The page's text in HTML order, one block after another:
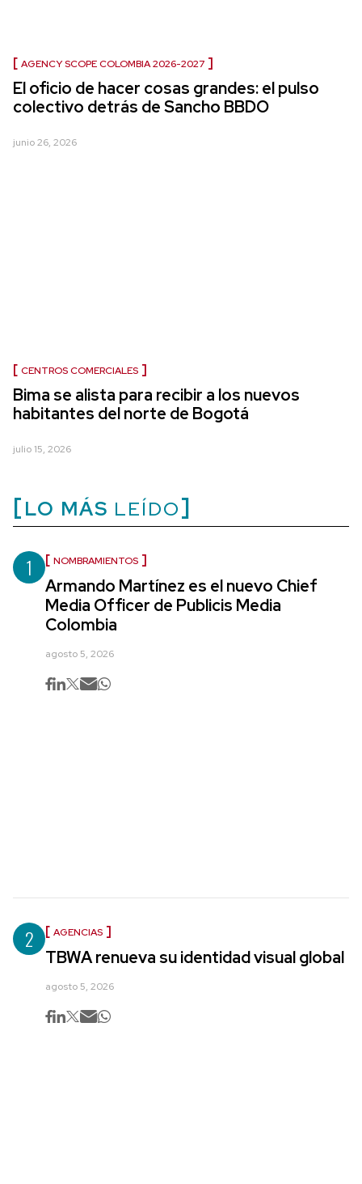
AGENCY SCOPE COLOMBIA 2026-2027
El oficio de hacer cosas grandes: el pulso
colectivo detrás de Sancho BBDO
junio 26, 2026
CENTROS COMERCIALES
Bima se alista para recibir a los nuevos
habitantes del norte de Bogotá
julio 15, 2026
LO MÁS LEÍDO
1 NOMBRAMIENTOS
Armando Martínez es el nuevo Chief
Media Officer de Publicis Media
Colombia
agosto 5, 2026
2 AGENCIAS
TBWA renueva su identidad visual global
agosto 5, 2026